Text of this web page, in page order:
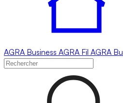
AGRA Business AGRA Fil AGRA